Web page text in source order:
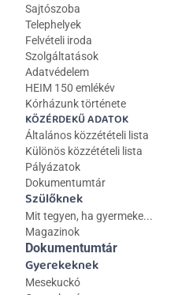
Sajtószoba
Telephelyek
Felvételi iroda
Szolgáltatások
Adatvédelem
HEIM 150 emlékév
Kórházunk története
KÖZÉRDEKŰ ADATOK
Általános közzétételi lista
Különös közzétételi lista
Pályázatok
Dokumentumtár
Szülőknek
Mit tegyen, ha gyermeke...
Magazinok
Gyerekeknek
Mesekuckó
Dokumentumtár